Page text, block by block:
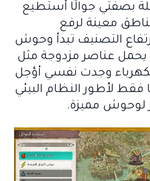
بصفتي جوالًا أستطيع
معينة لرفع
التصنيف تبدأ وحوش
يحمل عناصر مزدوجة مثل
والكهرباء وجدت نفسي أؤجل
فقط لأطور النظام البيئي
لوحوش مميزة.